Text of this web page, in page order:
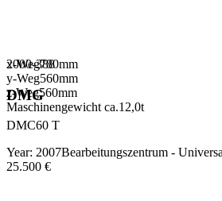
x-Weg780mm
y-Weg560mm
z-Weg560mm
Maschinengewicht ca.12,0t
2000-388
DMG
DMC60 T
Year: 2007Bearbeitungszentrum -
25.500 €